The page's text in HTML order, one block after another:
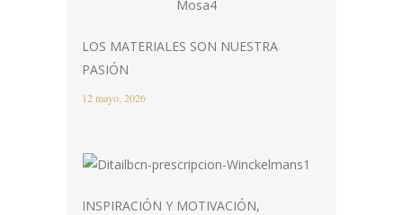
LOS MATERIALES SON NUESTRA
PASIÓN
12 mayo, 2026
INSPIRACIÓN Y MOTIVACIÓN,